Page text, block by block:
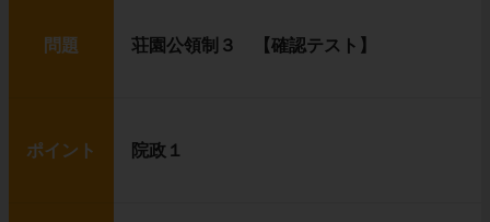
問題 荘園公領制３ 【確認テスト】
ポイント 院政１